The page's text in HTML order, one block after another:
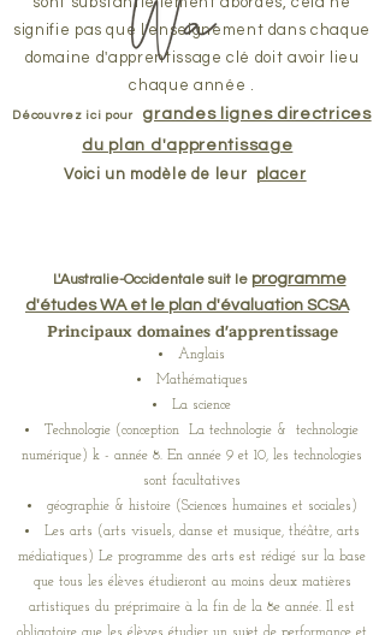
signifie pas que l'enseignement dans chaque
domaine d'apprentissage clé doit avoir lieu
chaque année .
Découvrez ici pour
grandes lignes directrices
du plan d'apprentissage
Voici un modèle de leur
placer
L'Australie-Occidentale suit le programme
d'études WA et le plan d'évaluation SCSA
Principaux domaines d'apprentissage
Anglais
Mathématiques
La science
Technologie (conception La technologie & technologie
numérique) k - année 8. En année 9 et 10, les technologies
sont facultatives
géographie & histoire (Sciences humaines et sociales)
Les arts (arts visuels, danse et musique, théâtre, arts
médiatiques) Le programme des arts est rédigé sur la base
que tous les élèves étudieront au moins deux matières
artistiques du préprimaire à la fin de la 8e année. Il est